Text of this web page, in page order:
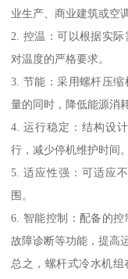
业生产、商业建筑或空
2. 控温：可以根据实
对温度的严格要求。
3. 节能：采用螺杆压
量的同时，降低能源消耗
4. 运行稳定：结构设
行，减少停机维护时间。
5. 适应性强：可适应
围。
6. 智能控制：配备的
故障诊断等功能，提高
总之，螺杆式冷水机